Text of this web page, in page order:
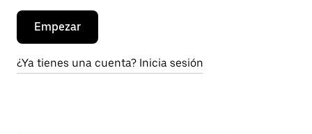
Empezar
¿Ya tienes una cuenta? Inicia sesión